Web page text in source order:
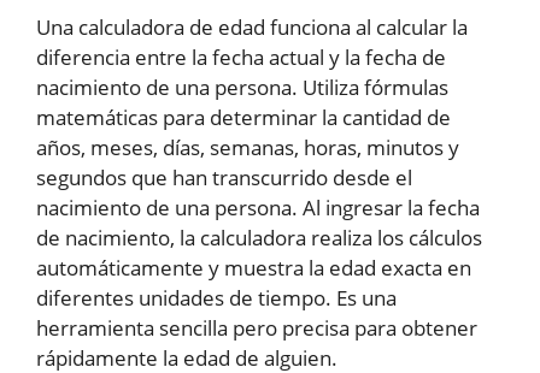
Una calculadora de edad funciona al calcular la
diferencia entre la fecha actual y la fecha de
nacimiento de una persona. Utiliza fórmulas
matemáticas para determinar la cantidad de
años, meses, días, semanas, horas, minutos y
segundos que han transcurrido desde el
nacimiento de una persona. Al ingresar la fecha
de nacimiento, la calculadora realiza los cálculos
automáticamente y muestra la edad exacta en
diferentes unidades de tiempo. Es una
herramienta sencilla pero precisa para obtener
rápidamente la edad de alguien.